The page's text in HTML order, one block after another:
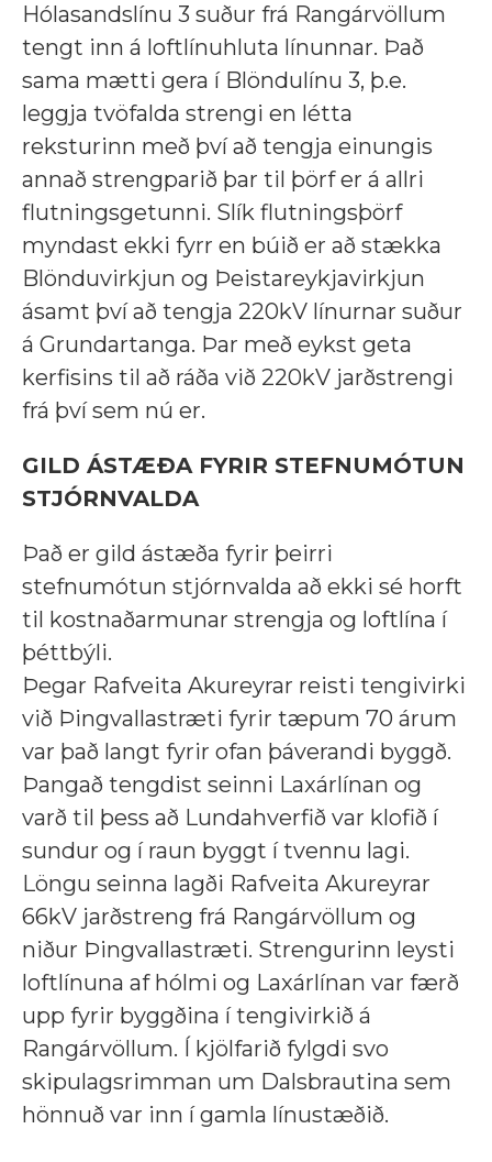
Hólasandslínu 3 suður frá Rangárvöllum
tengt inn á loftlínuhluta línunnar. Það
sama mætti gera í Blöndulínu 3, þ.e.
leggja tvöfalda strengi en létta
reksturinn með því að tengja einungis
annað strengparið þar til þörf er á allri
flutningsgetunni. Slík flutningsþörf
myndast ekki fyrr en búið er að stækka
Blönduvirkjun og Þeistareykjavirkjun
ásamt því að tengja 220kV línurnar suður
á Grundartanga. Þar með eykst geta
kerfisins til að ráða við 220kV jarðstrengi
frá því sem nú er.
GILD ÁSTÆÐA FYRIR STEFNUMÓTUN
STJÓRNVALDA
Það er gild ástæða fyrir þeirri
stefnumótun stjórnvalda að ekki sé horft
til kostnaðarmunar strengja og loftlína í
þéttbýli.
Þegar Rafveita Akureyrar reisti tengivirki
við Þingvallastræti fyrir tæpum 70 árum
var það langt fyrir ofan þáverandi byggð.
Þangað tengdist seinni Laxárlínan og
varð til þess að Lundahverfið var klofið í
sundur og í raun byggt í tvennu lagi.
Löngu seinna lagði Rafveita Akureyrar
66kV jarðstreng frá Rangárvöllum og
niður Þingvallastræti. Strengurinn leysti
loftlínuna af hólmi og Laxárlínan var færð
upp fyrir byggðina í tengivirkið á
Rangárvöllum. Í kjölfarið fylgdi svo
skipulagsrimman um Dalsbrautina sem
hönnuð var inn í gamla línustæðið.